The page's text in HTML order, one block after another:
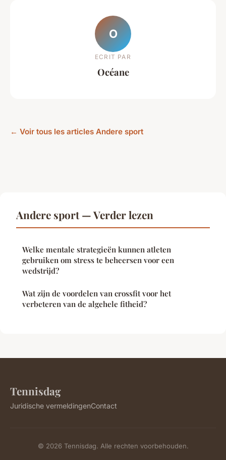
O
ECRIT PAR
Océane
← Voir tous les articles Andere sport
Andere sport — Verder lezen
Welke mentale strategieën kunnen atleten
gebruiken om stress te beheersen voor een
wedstrijd?
Wat zijn de voordelen van crossfit voor het
verbeteren van de algehele fitheid?
Tennisdag
Juridische vermeldingenContact
© 2026 Tennisdag. Alle rechten voorbehouden.